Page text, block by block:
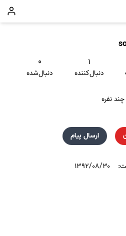
۱
دنبال‌کننده
۰
دنبال‌شده
نفره
ارسال پیام
۱۳۹۲/۰۸/۳۰